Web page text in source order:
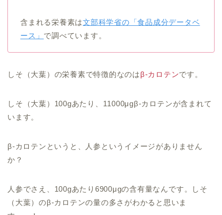
含まれる栄養素は文部科学省の「食品成分データベ
ース」 で調べています。
しそ（大葉）の栄養素で特徴的なのはβ-カロテンです。
しそ（大葉）100gあたり、11000μgβ-カロテンが含まれて
います。
β-カロテンというと、人参というイメージがありません
か？
人参でさえ、100gあたり6900μgの含有量なんです。しそ
（大葉）のβ-カロテンの量の多さがわかると思いま